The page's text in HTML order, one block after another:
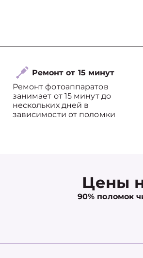
Ремонт от 15 минут
Ремонт фотоаппаратов
занимает от 15 минут до
нескольких дней в
зависимости от поломки
Цены
90% поломок